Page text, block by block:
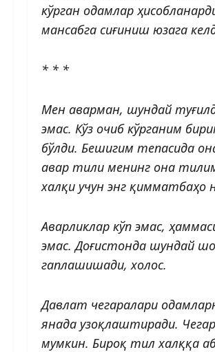
кўрган одамлар
мансабга сиғиниш юзага
* * *
Мен аварман, шундай
эмас. Кўз очиб кўрганим
бўлди. Бешигим тепасида
авар тили менинг она
халқи учун энг қимматбаҳо
Аварликлар кўп эмас,
эмас. Доғистонда шундай
гаплашишади, холос.
Давлат чегаралари
янада узоқлаштиради.
мумкин. Бироқ тил халққа